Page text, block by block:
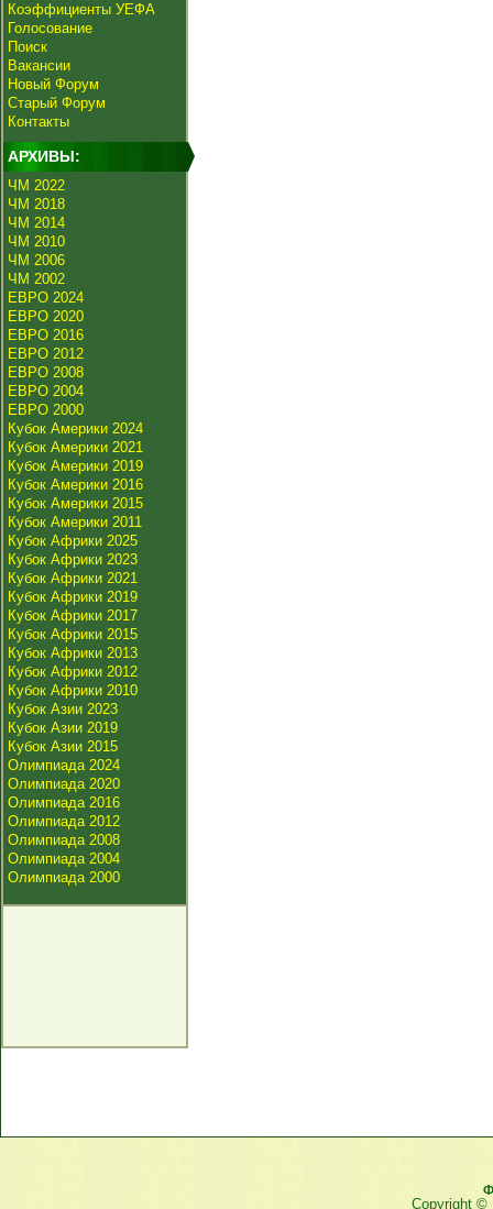
Коэффициенты УЕФА
Голосование
Поиск
Вакансии
Новый Форум
Старый Форум
Контакты
АРХИВЫ:
ЧМ 2022
ЧМ 2018
ЧМ 2014
ЧМ 2010
ЧМ 2006
ЧМ 2002
ЕВРО 2024
ЕВРО 2020
ЕВРО 2016
ЕВРО 2012
ЕВРО 2008
ЕВРО 2004
ЕВРО 2000
Кубок Америки 2024
Кубок Америки 2021
Кубок Америки 2019
Кубок Америки 2016
Кубок Америки 2015
Кубок Америки 2011
Кубок Африки 2025
Кубок Африки 2023
Кубок Африки 2021
Кубок Африки 2019
Кубок Африки 2017
Кубок Африки 2015
Кубок Африки 2013
Кубок Африки 2012
Кубок Африки 2010
Кубок Азии 2023
Кубок Азии 2019
Кубок Азии 2015
Олимпиада 2024
Олимпиада 2020
Олимпиада 2016
Олимпиада 2012
Олимпиада 2008
Олимпиада 2004
Олимпиада 2000
Copyright ©